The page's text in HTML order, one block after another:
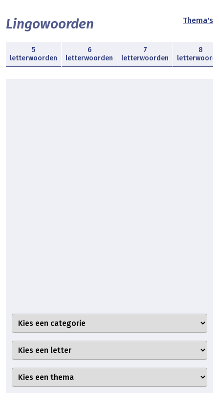
Lingowoorden Thema's
5
letterwoorden
6
letterwoorden
7
letterwoorden
8